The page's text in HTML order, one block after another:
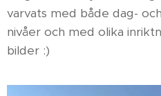
varvats med både dag-
nivåer och med olika
bilder :)